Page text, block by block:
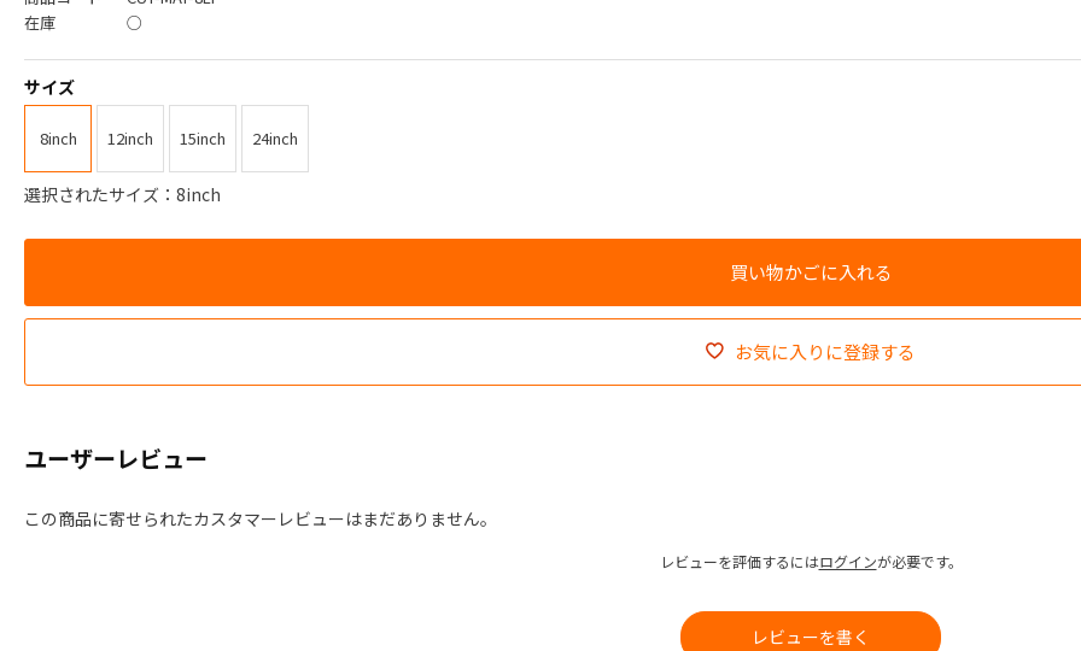
在庫
○
サイズ
8inch 12inch 15inch 24inch
選択されたサイズ：8inch
お気に入りに登録する
ユーザーレビュー
この商品に寄せられたカスタマーレビューはまだありません。
レビューを評価するにはログインが必要です。
レビューを書く